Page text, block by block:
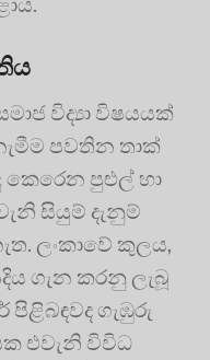
විද්‍යා විෂයයක්
පවතින තාක්
කෙරෙන පුළුල් හා
සියුම් දැනුම්
ලංකාවේ කුලය,
ගැන කරනු ලැබූ
පිළිබඳවද ගැඹුරු
එවැනි විවිධ